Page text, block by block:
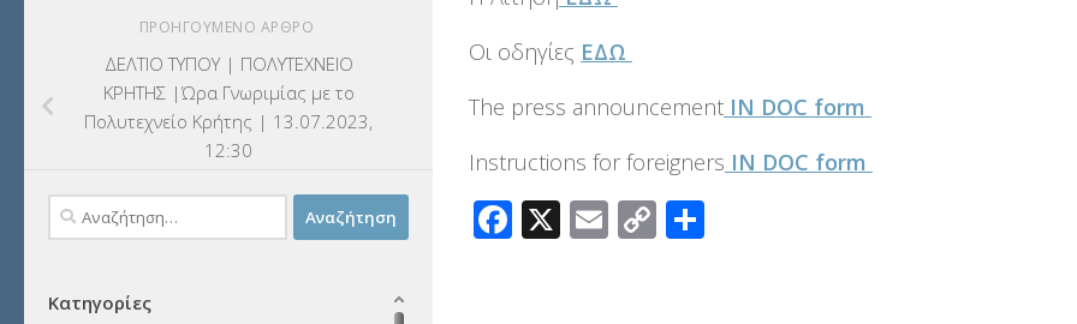
Οι οδηγίες ΕΔΩ
The press announcement IN DOC form
Instructions for foreigners IN DOC form
Facebook
X Email
Copy
ΠΡΟΗΓΟΎΜΕΝΟ ΆΡΘΡΟ
ΔΕΛΤΙΟ ΤΥΠΟΥ | ΠΟΛΥΤΕΧΝΕΙΟ
ΚΡΗΤΗΣ |Ώρα Γνωριμίας με το
Πολυτεχνείο Κρήτης | 13.07.2023,
12:30
Αναζήτηση
για:
Κατηγορίες